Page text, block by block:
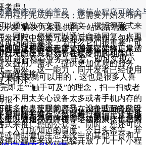
广
报
用程序完成并上线，您需要开始发布内
以通过发布文章、图文、视频等形式来
。同时，您还可以通过自动回复、人工
的问题和需求。
用户的关键。您可以通过微信广告、推
式来推广您的公众号。同时，您还可以
或借助微信生态系统中的其他平台和工
和调试你的小程序，确保它能够正常运
台审核并发布，然后进行推广，让更多
。
着智能硬件的普及，微信小程序可能
程序的发展趋势将会是多样化和智能
发掘用户需求，提供更加优质的服务，
高效连接。
开发”解决方案提供的一站式后端服
发过程中纷繁冗杂的后端操作，包括服
等。让开发者无需管理基础架构，只需
进行核心业务等开发，即可实现小
。另外，这一能力，同开发者已经使用
不排斥。
基础能力包括：云函数、数据库、存储
考虑！
可访问性要求；为什么它们很重要；可
以考虑使其更易于在线使用的功能。
能多的人使用的产品，设备或服务的设
士，例如视力障碍，运动困难，学习困
载安装就可以用的，这也是很多人喜
即走”“触手可及”的理念，扫一扫或者
，不用太关心设备太多或者手机内存的
载。也是互联网界活在APP里面的应用
概以微信小程序领导，很多大佬也是紧
，人们所知道的百度、今日头条等，开
信小程序来说，已经开放了几十个小程